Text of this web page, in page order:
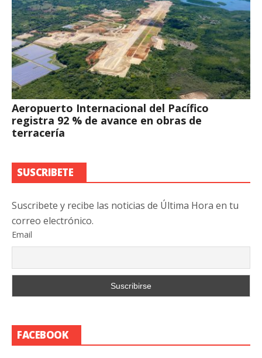
Aeropuerto Internacional del Pacífico
registra 92 % de avance en obras de
terracería
SUSCRIBETE
Suscribete y recibe las noticias de Última Hora en tu
correo electrónico.
Email
FACEBOOK